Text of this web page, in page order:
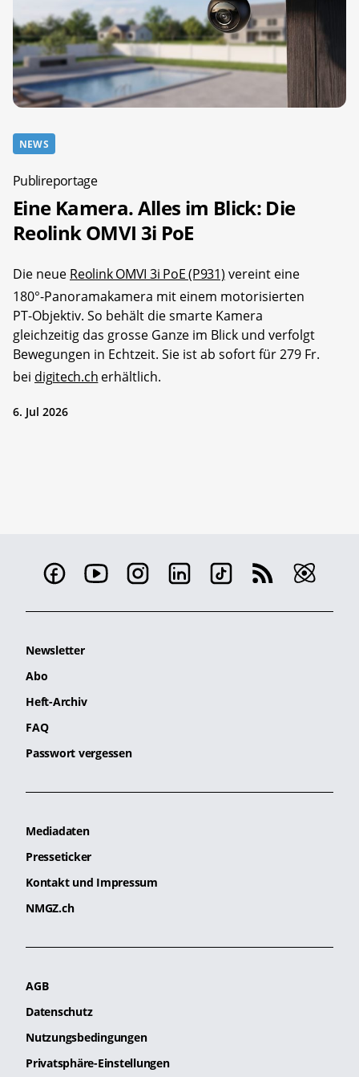
NEWS
Publireportage
Eine Kamera. Alles im Blick: Die
Reolink OMVI 3i PoE
Die neue Reolink OMVI 3i PoE (P931) vereint eine
180°-Panoramakamera mit einem motorisierten
PT-Objektiv. So behält die smarte Kamera
gleichzeitig das grosse Ganze im Blick und verfolgt
Bewegungen in Echtzeit. Sie ist ab sofort für 279 Fr.
bei digitech.ch erhältlich.
6. Jul 2026
Newsletter
Abo
Heft-Archiv
FAQ
Passwort vergessen
Mediadaten
Presseticker
Kontakt und Impressum
NMGZ.ch
AGB
Datenschutz
Nutzungsbedingungen
Privatsphäre-Einstellungen